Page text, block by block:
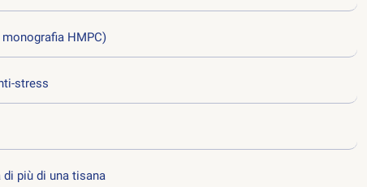
HMPC)
stress
più di una tisana